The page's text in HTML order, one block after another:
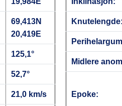
69,413N
20,419E
125,1°
52,7°
21,0 km/s
Midlere
Epoke: